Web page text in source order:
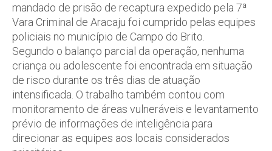
mandado de prisão de recaptura expedido pela 7ª
Vara Criminal de Aracaju foi cumprido pelas equipes
policiais no município de Campo do Brito.
Segundo o balanço parcial da operação, nenhuma
criança ou adolescente foi encontrada em situação
de risco durante os três dias de atuação
intensificada. O trabalho também contou com
monitoramento de áreas vulneráveis e levantamento
prévio de informações de inteligência para
direcionar as equipes aos locais considerados